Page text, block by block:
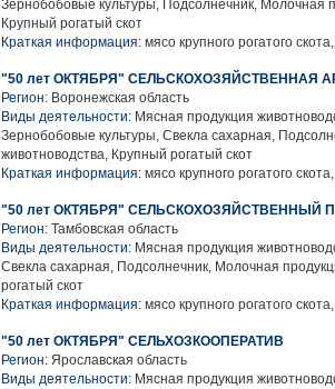
Зернобобовые культуры, Подсолнечник, Молочная
Крупный рогатый скот
Краткая информация: мясо крупного рогатого
"50 лет ОКТЯБРЯ" СЕЛЬСКОХОЗЯЙСТВЕННАЯ
Регион: Воронежская область
Виды деятельности: Мясная продукция
Зернобобовые культуры, Свекла сахарная,
животноводства, Крупный рогатый скот
Краткая информация: мясо крупного рогатого
"50 лет ОКТЯБРЯ" СЕЛЬСКОХОЗЯЙСТВЕННЫЙ
Регион: Тамбовская область
Виды деятельности: Мясная продукция
Свекла сахарная, Подсолнечник, Молочная
рогатый скот
Краткая информация: мясо крупного рогатого
"50 лет ОКТЯБРЯ" СЕЛЬХОЗКООПЕРАТИВ
Регион: Ярославская область
Виды деятельности: Мясная продукция